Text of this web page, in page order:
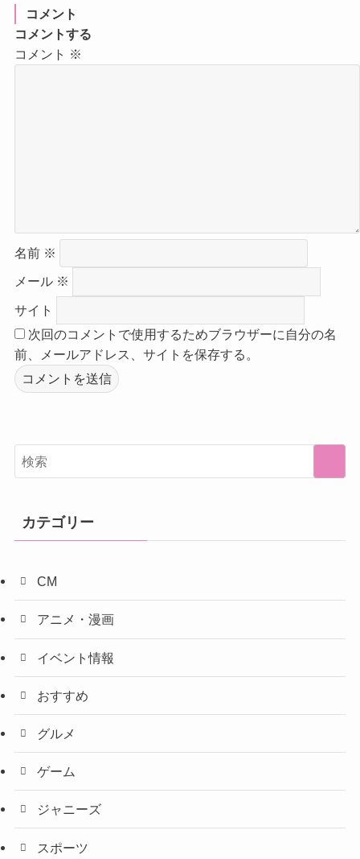
コメント
コメントする
コメント ※
名前 ※
メール ※
サイト
次回のコメントで使用するためブラウザーに自分の名
前、メールアドレス、サイトを保存する。
カテゴリー
CM
アニメ・漫画
イベント情報
おすすめ
グルメ
ゲーム
ジャニーズ
スポーツ